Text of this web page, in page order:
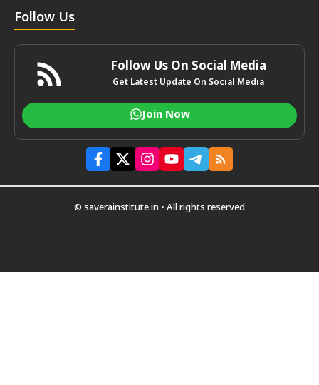
Follow Us
Follow Us On Social Media
Get Latest Update On Social Media
Join Now
© saverainstitute.in • All rights reserved